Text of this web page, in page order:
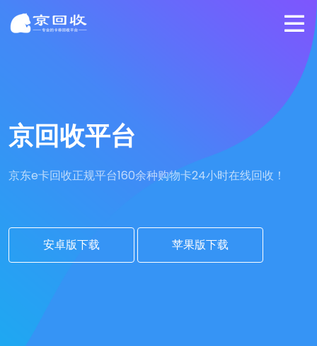
京回收平台
京东e卡回收正规平台160余种购物卡24小时在线回收！
安卓版下载 苹果版下载